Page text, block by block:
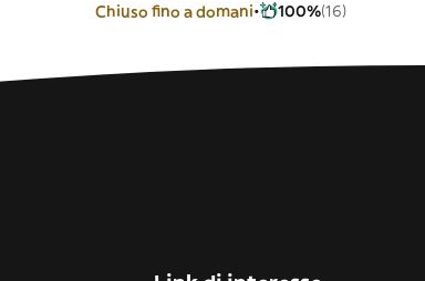
Chiuso fino a domani 100%(16)